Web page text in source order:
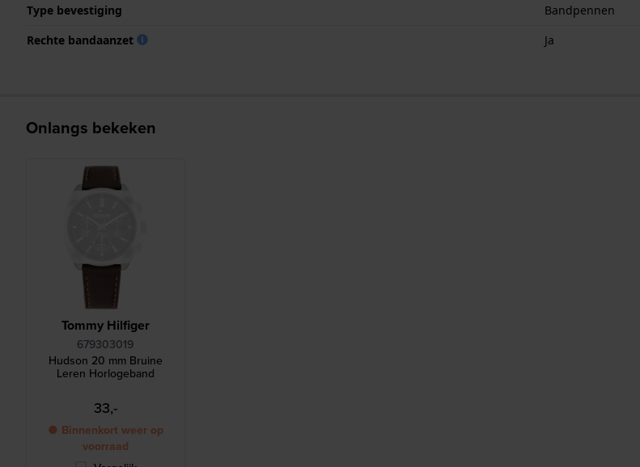
Type bevestiging
Bandpennen
Rechte bandaanzet
Ja
Onlangs bekeken
Tommy Hilfiger
679303019
Hudson 20 mm Bruine
Leren Horlogeband
33,-
● Binnenkort weer op
voorraad